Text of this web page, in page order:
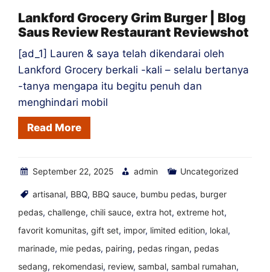
Blog
Saus
Panas
Salsa
Lankford Grocery Grim Burger | Blog
Saus Review Restaurant Reviewshot
[ad_1] Lauren & saya telah dikendarai oleh
Lankford Grocery berkali -kali – selalu bertanya
-tanya mengapa itu begitu penuh dan
menghindari mobil
Read More
September 22, 2025 admin Uncategorized
artisanal, BBQ, BBQ sauce, bumbu pedas, burger
pedas, challenge, chili sauce, extra hot, extreme hot,
favorit komunitas, gift set, impor, limited edition, lokal,
marinade, mie pedas, pairing, pedas ringan, pedas
sedang, rekomendasi, review, sambal, sambal rumahan,